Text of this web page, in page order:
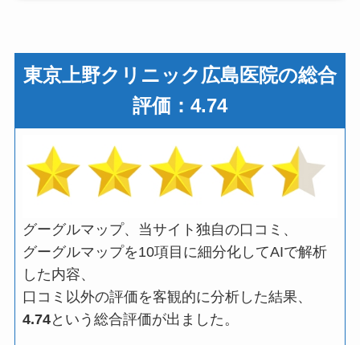
東京上野クリニック広島医院の総合
評価：4.74
グーグルマップ、当サイト独自の口コミ、
グーグルマップを10項目に細分化してAIで解析
した内容、
口コミ以外の評価を客観的に分析した結果、
4.74という総合評価が出ました。